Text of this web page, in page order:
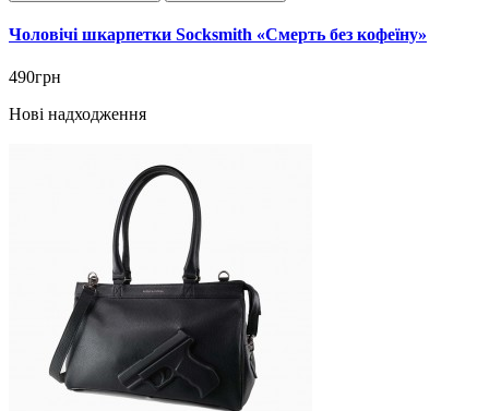
Чоловічі шкарпетки Socksmith «Смерть без кофеїну»
490грн
Нові надходження